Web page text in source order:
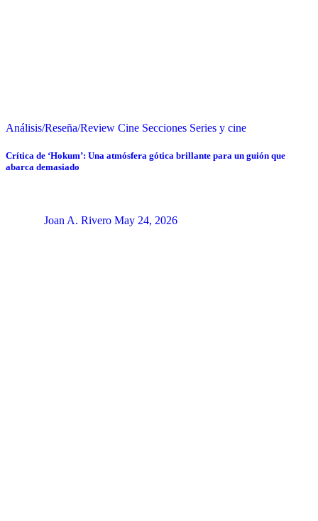
Análisis/Reseña/Review Cine Secciones Series y cine
Crítica de ‘Hokum’: Una atmósfera gótica brillante para un guión que
abarca demasiado
Joan A. Rivero May 24, 2026